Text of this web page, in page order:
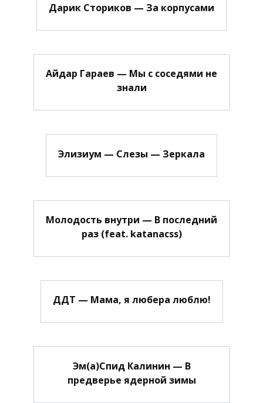
Дарик Сториков — За корпусами
Айдар Гараев — Мы с соседями не
знали
Элизиум — Слезы — Зеркала
Молодость внутри — В последний
раз (feat. katanacss)
ДДТ — Мама, я любера люблю!
Эм(а)Спид Калинин — В
предверье ядерной зимы